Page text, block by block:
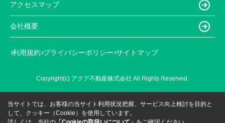
アクセスマップ
会社概要
利用規約 プライバシーポリシー サイトマップ
Copyright(c) アクア不動産株式会社 All Rights Reserved.
当サイトでは、お客様の当サイト利用状況把握、サービス向上検討を目的と
して、クッキー（Cookie）を使用しています。